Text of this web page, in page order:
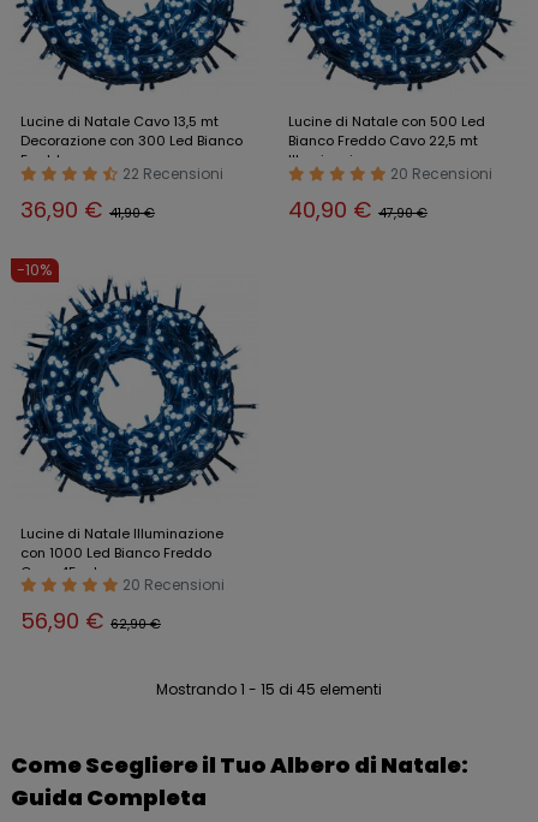
Lucine di Natale Cavo 13,5 mt
Decorazione con 300 Led Bianco
Freddo
22 Recensioni
36,90 € 41,90 €
Lucine di Natale con 500 Led
Bianco Freddo Cavo 22,5 mt
Illuminazione
20 Recensioni
40,90 € 47,90 €
-10%
Lucine di Natale Illuminazione
con 1000 Led Bianco Freddo
Cavo 45 mt
20 Recensioni
56,90 € 62,90 €
Mostrando 1 - 15 di 45 elementi
Come Scegliere il Tuo Albero di Natale:
Guida Completa